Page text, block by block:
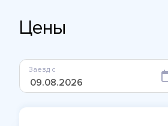
Цены
Заезд с